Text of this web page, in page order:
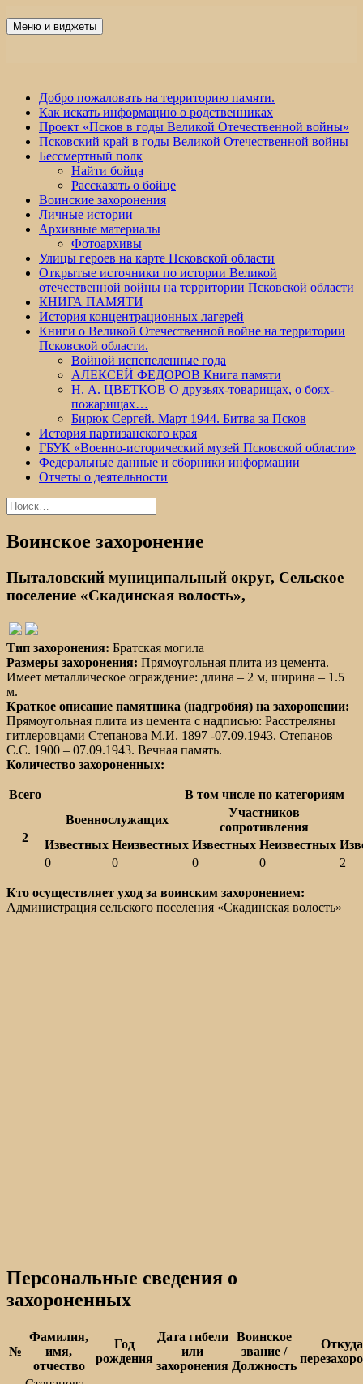
Победа 60
Меню и виджеты
Добро пожаловать на территорию памяти.
Как искать информацию о родственниках
Проект «Псков в годы Великой Отечественной войны»
Псковский край в годы Великой Отечественной войны
Бессмертный полк
Найти бойца
Рассказать о бойце
Воинские захоронения
Личные истории
Архивные материалы
Фотоархивы
Улицы героев на карте Псковской области
Открытые источники по истории Великой
отечественной войны на территории Псковской области
КНИГА ПАМЯТИ
История концентрационных лагерей
Книги о Великой Отечественной войне на территории
Псковской области.
Войной испепеленные года
АЛЕКСЕЙ ФЕДОРОВ Книга памяти
Н. А. ЦВЕТКОВ О друзьях-товарищах, о боях-
пожарищах…
Бирюк Сергей. Март 1944. Битва за Псков
История партизанского края
ГБУК «Военно-исторический музей Псковской области»
Федеральные данные и сборники информации
Отчеты о деятельности
Найти:
Воинское захоронение
Пыталовский муниципальный округ, Сельское
поселение «Скадинская волость»,
Тип захоронения: Братская могила
Размеры захоронения: Прямоугольная плита из цемента.
Имеет металлическое ограждение: длина – 2 м, ширина – 1.5
м.
Краткое описание памятника (надгробия) на захоронении:
Прямоугольная плита из цемента с надписью: Расстреляны
гитлеровцами Степанова М.И. 1897 -07.09.1943. Степанов
С.С. 1900 – 07.09.1943. Вечная память.
Количество захороненных:
Всего В том числе по категориям
2
Военнослужащих
Участников
сопротивления
Известных Неизвестных Известных Неизвестных
0
0 0 0 2
Кто осуществляет уход за воинским захоронением:
Администрация сельского поселения «Скадинская волость»
Персональные сведения о
захороненных
№
Фамилия,
имя,
отчество
Год
рождения
Дата гибели
или
захоронения
Воинское
звание /
Должность
Откуда